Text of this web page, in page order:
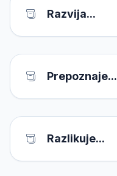
Razvija...
Prepoznaje...
Razlikuje...